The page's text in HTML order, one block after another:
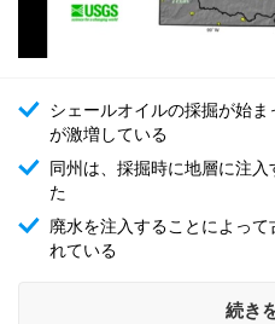
シェールオイルの採掘が始
が激増している
同州は、採掘時に地層に注
た
廃水を注入することによっ
れている
続き